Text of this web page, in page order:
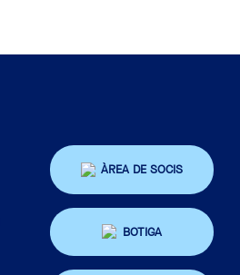
ÀREA DE SOCIS
BOTIGA